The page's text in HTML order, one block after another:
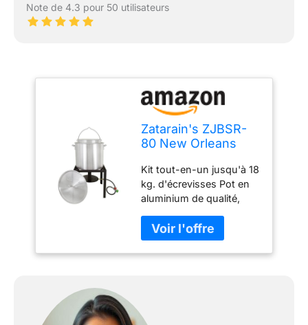
Note de 4.3 pour 50 utilisateurs
Zatarain's ZJBSR-
80 New Orleans
d'écrevisses 80 QT
Cuisinière,
aluminium, argent
Kit tout-en-un jusqu'à 18
kg. d'écrevisses Pot en
aluminium de qualité,
crochet de sécurité et
couvercle Comprend un
support en acier à 4
d'ébullition moyen de 30